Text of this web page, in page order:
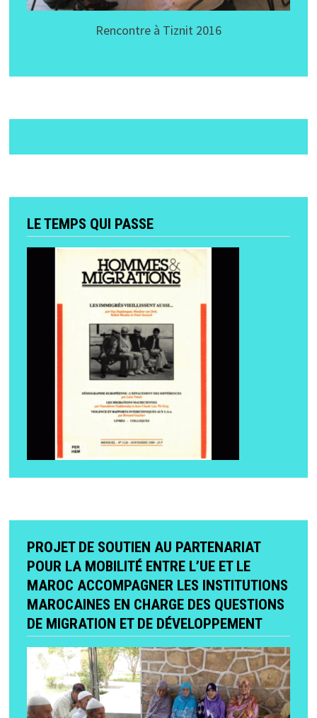
Rencontre à Tiznit 2016
LE TEMPS QUI PASSE
PROJET DE SOUTIEN AU PARTENARIAT
POUR LA MOBILITÉ ENTRE L’UE ET LE
MAROC ACCOMPAGNER LES INSTITUTIONS
MAROCAINES EN CHARGE DES QUESTIONS
DE MIGRATION ET DE DÉVELOPPEMENT